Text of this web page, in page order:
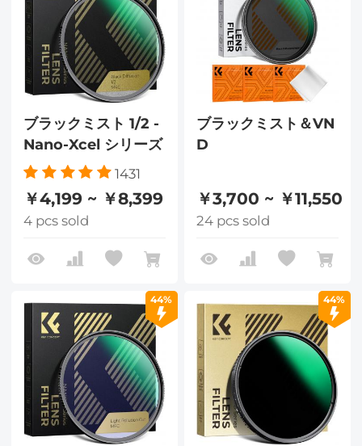
ブラックミスト 1/2 -
Nano-Xcel シリーズ
1431
￥4,199 ~ ￥8,399
4 pcs sold
ブラックミスト＆VN
D
￥3,700 ~ ￥11,550
24 pcs sold
44% 44%